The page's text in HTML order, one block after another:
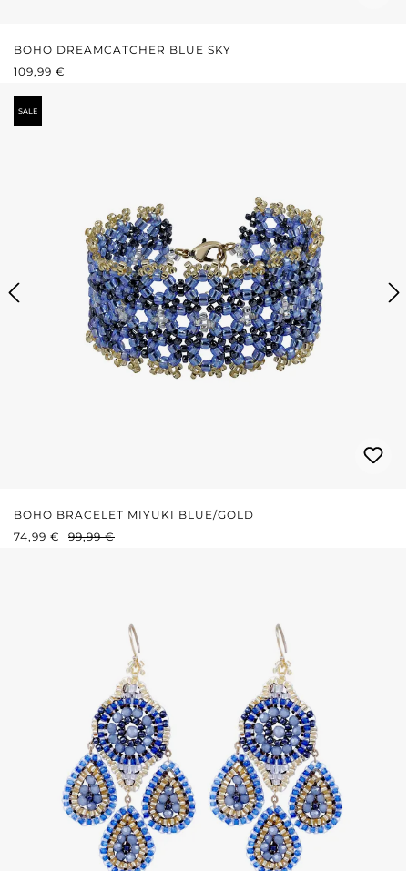
BOHO DREAMCATCHER BLUE SKY
REGULÄRER PREIS:
109,99 €
SALE
BOHO BRACELET MIYUKI BLUE/GOLD
VERKAUFSPREIS:
74,99 € REGULÄRER PREIS:
99,99 €